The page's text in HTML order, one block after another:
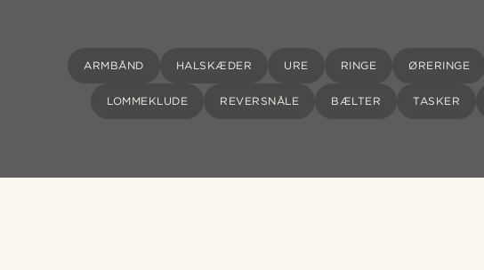
ARMBÅND HALSKÆDER URE RINGE ØRERINGE
LOMMEKLUDE REVERSNÅLE BÆLTER TASKER